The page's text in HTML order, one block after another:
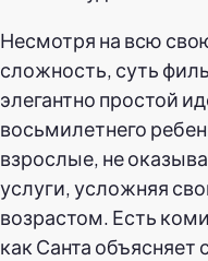
Несмотря на всю
сложность, суть
элегантно простой
восьмилетнего
взрослые, не
услуги, усложняя
возрастом. Есть
как Санта